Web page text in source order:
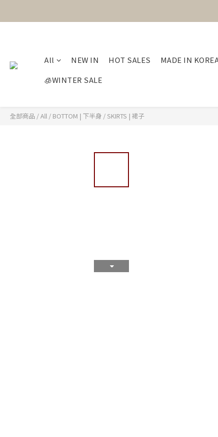
All NEW IN HOT SALES
MADE IN
🧊WINTER SALE
全部商品 /All / BOTTOM | 下半身 /SKIRTS | 裙子